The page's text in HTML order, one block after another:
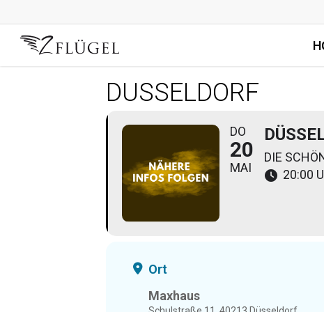
DÜSSELDORF
DO
20
MAI
DIE
20:00
Ort
Maxhaus